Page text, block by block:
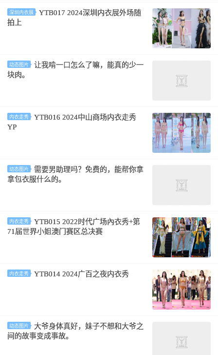
深圳内衣展
YTB017 2024深圳内衣展外场随
拍上
动态图片
让我啃一口怎么了嘛，能真的少一
块肉。
内衣走秀
YTB016 2024中山商场内衣走秀
YP
动态图片
需要男助理吗？免费的，能帮你拿
拿包衣服什么的。
内衣走秀
YTB015 2022时代广场內衣秀+第
71届世界小姐澳门赛区总决赛
内衣走秀 YTB014 2024广百之夜内衣秀
动态图片
大爷身体真好，妹子不想和大爷之
间的故事变成事故。